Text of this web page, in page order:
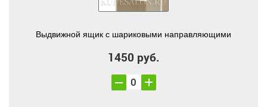
Выдвижной ящик с шариковыми направляющими
1450 руб.